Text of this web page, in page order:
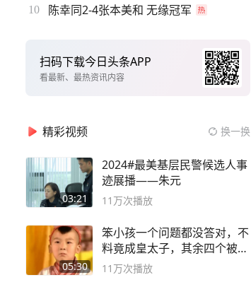
10 陈幸同2-4张本美和 无缘冠军
扫码下载今日头条APP
看最新、最热资讯内容
精彩视频 换一换
03:21
2024#最美基层民警候选人事
迹展播——朱元
11万次播放
05:30
笨小孩一个问题都没答对，不
料竟成皇太子，其余四个被处
死
11万次播放